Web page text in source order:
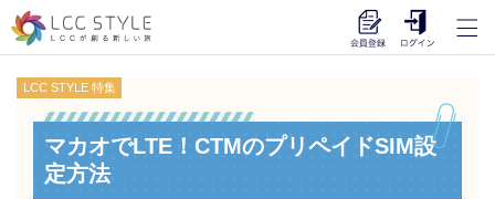
LCC STYLE 特集
マカオでLTE！CTMのプリペイドSIM設
定方法